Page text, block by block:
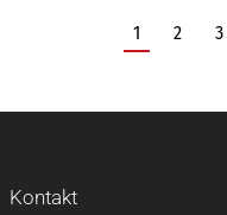
1 2 3
Kontakt